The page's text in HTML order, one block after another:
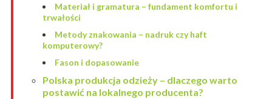
Materiał i gramatura – fundament komfortu i
trwałości
Metody znakowania – nadruk czy haft
komputerowy?
Fason i dopasowanie
Polska produkcja odzieży – dlaczego warto
postawić na lokalnego producenta?